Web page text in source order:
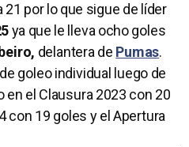
por lo que sigue de líder
ya que le lleva ocho goles
delantera de Pumas.
goleo individual luego de
el Clausura 2023 con 20
con 19 goles y el Apertura